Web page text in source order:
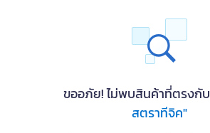
ขออภัย! ไม่พบสินค้าที่ตรงกับ
สตราทีจิค"